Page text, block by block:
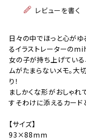
レビューを書く
日々の中でほっと心がゆ
るイラストレーターの
女の子が持ち上げている
ムがたまらないメモ。
り！
ましかくな形がおしゃれ
すそわけに添えるカード
【サイズ】
93×88mm